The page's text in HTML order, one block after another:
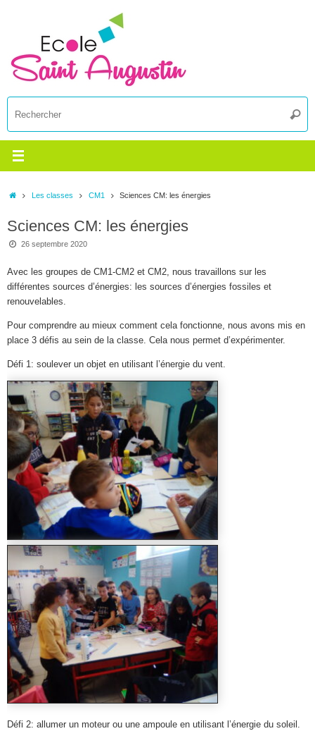
:
AccueilLes classes CM1 Sciences CM: les énergies
Sciences CM: les énergies
26 septembre 2020
Avec les groupes de CM1-CM2 et CM2, nous travaillons sur les
différentes sources d’énergies: les sources d’énergies fossiles et
renouvelables.
Pour comprendre au mieux comment cela fonctionne, nous avons mis en
place 3 défis au sein de la classe. Cela nous permet d’expérimenter.
Défi 1: soulever un objet en utilisant l’énergie du vent.
Défi 2: allumer un moteur ou une ampoule en utilisant l’énergie du soleil.